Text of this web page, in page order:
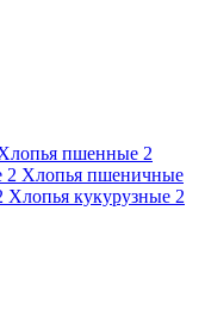
пшенные 2
2 Хлопья пшеничные
Хлопья кукурузные 2